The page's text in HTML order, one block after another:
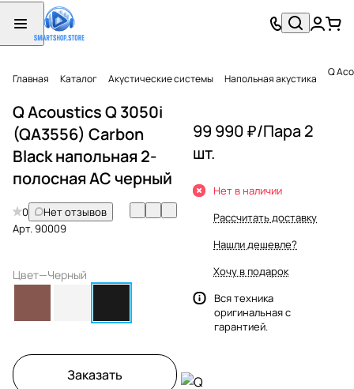
Главная Каталог Акустические системы Напольная акустика Q
Q Acoustics Q 3050i
(QA3556) Carbon
Black напольная 2-
полосная АС черный
0
Нет отзывов
Арт.90009
Цвет—Черный
Заказать
99 990 ₽/Пара 2
шт.
Нет в наличии
Рассчитать доставку
Нашли дешевле?
Хочу в подарок
Вся техника
оригинальная с
гарантией.